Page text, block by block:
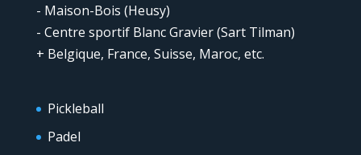
- Maison-Bois (Heusy)
- Centre sportif Blanc Gravier (Sart Tilman)
+ Belgique, France, Suisse, Maroc, etc.
Pickleball
Padel